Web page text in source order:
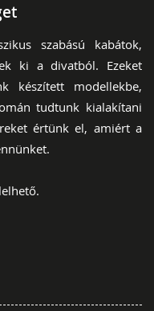
szabású kabátok,
ki a divatból. Ezeket
készített modellekbe,
tudtunk kialakítani
értünk el, amiért a